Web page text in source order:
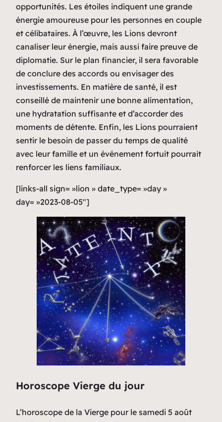
opportunités. Les étoiles indiquent une grande
énergie amoureuse pour les personnes en couple
et célibataires. À l’œuvre, les Lions devront
canaliser leur énergie, mais aussi faire preuve de
diplomatie. Sur le plan financier, il sera favorable
de conclure des accords ou envisager des
investissements. En matière de santé, il est
conseillé de maintenir une bonne alimentation,
une hydratation suffisante et d’accorder des
moments de détente. Enfin, les Lions pourraient
sentir le besoin de passer du temps de qualité
avec leur famille et un événement fortuit pourrait
renforcer les liens familiaux.
[links-all sign= »lion » date_type= »day »
day= »2023-08-05″]
Horoscope Vierge du jour
L’horoscope de la Vierge pour le samedi 5 août